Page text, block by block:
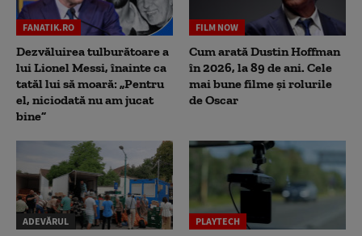
FANATIK.RO
Dezvăluirea tulburătoare a
lui Lionel Messi, înainte ca
tatăl lui să moară: „Pentru
el, niciodată nu am jucat
bine”
FILM NOW
Cum arată Dustin Hoffman
în 2026, la 89 de ani. Cele
mai bune filme și rolurile
de Oscar
ADEVĂRUL PLAYTECH